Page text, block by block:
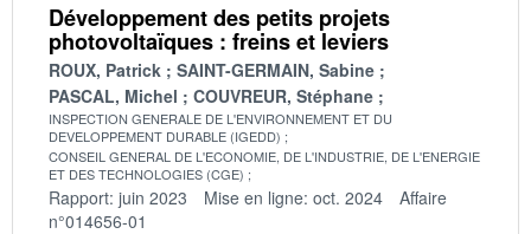
Développement des petits projets
photovoltaïques : freins et leviers
ROUX, Patrick
SAINT-GERMAIN, Sabine
PASCAL, Michel
COUVREUR, Stéphane
INSPECTION GENERALE DE L'ENVIRONNEMENT ET DU
DEVELOPPEMENT DURABLE (IGEDD)
CONSEIL GENERAL DE L'ECONOMIE, DE L'INDUSTRIE, DE L'ENERGIE
ET DES TECHNOLOGIES (CGE)
Rapport: juin 2023 Mise en ligne: oct. 2024
Affaire
n°014656-01